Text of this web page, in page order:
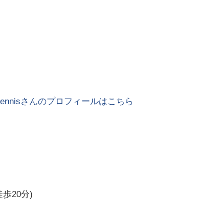
さんのプロフィールはこちら
歩20分)